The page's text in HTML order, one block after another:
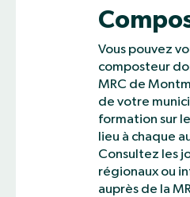
Vous pouvez
composteur
MRC de
de votre
formation sur
lieu à chaque
Consultez les
régionaux ou
auprès de la